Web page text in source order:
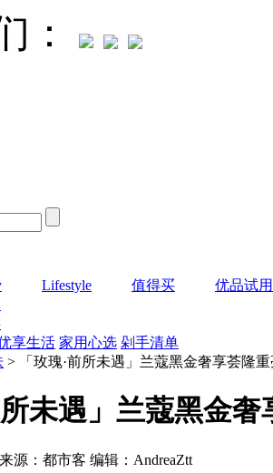
：
Lifestyle 值得买
优品试用
享生活 家用心选 剁手清单
> 「玫瑰·前所未遇」兰蔻黑金奢享荟隆
所未遇」兰蔻黑金
来源：都市客 编辑：AndreaZtt